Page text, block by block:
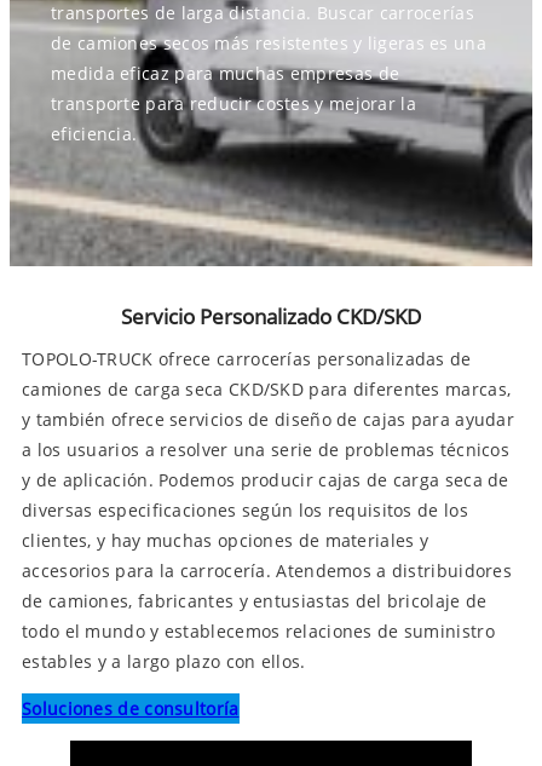
transportes de larga distancia. Buscar carrocerías
de camiones secos más resistentes y ligeras es una
medida eficaz para muchas empresas de
transporte para reducir costes y mejorar la
eficiencia.
Servicio Personalizado CKD/SKD
TOPOLO-TRUCK ofrece carrocerías personalizadas de
camiones de carga seca CKD/SKD para diferentes marcas,
y también ofrece servicios de diseño de cajas para ayudar
a los usuarios a resolver una serie de problemas técnicos
y de aplicación. Podemos producir cajas de carga seca de
diversas especificaciones según los requisitos de los
clientes, y hay muchas opciones de materiales y
accesorios para la carrocería. Atendemos a distribuidores
de camiones, fabricantes y entusiastas del bricolaje de
todo el mundo y establecemos relaciones de suministro
estables y a largo plazo con ellos.
Soluciones de consultoría